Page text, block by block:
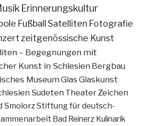
Erinnerungskultur
FußballSatelliten Fotografie
zeitgenössische Kunst
– Begegnungen mit
Kunst in Schlesien Bergbau
MuseumGlas Glaskunst
Sudeten TheaterZeichen
SmolorzStiftung für deutsch-
Bad Reinerz Kulinarik